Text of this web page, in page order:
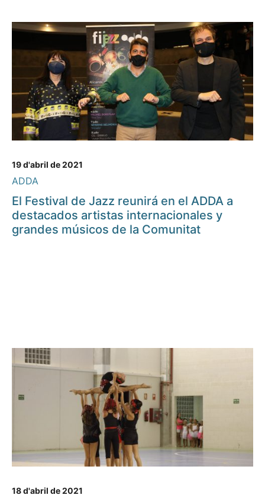
19 d'abril de 2021
ADDA
El Festival de Jazz reunirá en el ADDA a
destacados artistas internacionales y
grandes músicos de la Comunitat
18 d'abril de 2021